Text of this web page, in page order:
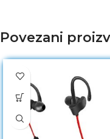
Povezani